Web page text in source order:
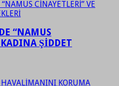
“NAMUS
ŞİDDET